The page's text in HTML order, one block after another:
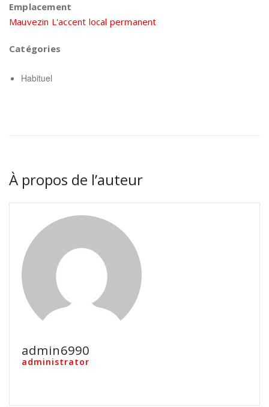
Emplacement
Mauvezin L'accent local permanent
Catégories
Habituel
À propos de l’auteur
admin6990
administrator